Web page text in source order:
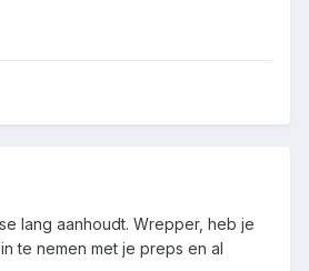
lang aanhoudt. Wrepper, heb je
te nemen met je preps en al